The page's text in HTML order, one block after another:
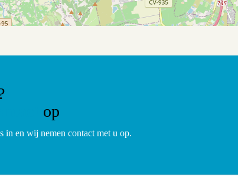
op
in en wij nemen contact met u op.